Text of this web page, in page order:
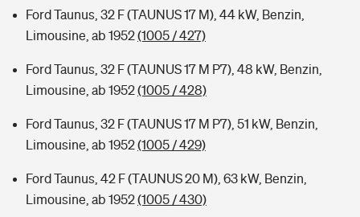
Ford Taunus, 32 F (TAUNUS 17 M), 44 kW, Benzin,
Limousine, ab 1952(1005 / 427)
Ford Taunus, 32 F (TAUNUS 17 M P7), 48 kW, Benzin,
Limousine, ab 1952(1005 / 428)
Ford Taunus, 32 F (TAUNUS 17 M P7), 51 kW, Benzin,
Limousine, ab 1952(1005 / 429)
Ford Taunus, 42 F (TAUNUS 20 M), 63 kW, Benzin,
Limousine, ab 1952(1005 / 430)